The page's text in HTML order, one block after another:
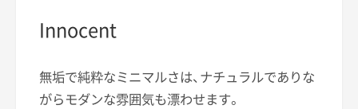
Innocent
無垢で純粋なミニマルさは、ナチュラルでありな
がらモダンな雰囲気も漂わせます。